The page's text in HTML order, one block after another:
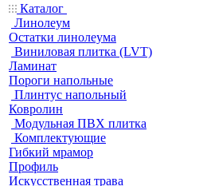
Каталог
Линолеум
Остатки линолеума
Виниловая плитка (LVT)
Ламинат
Пороги напольные
Плинтус напольный
Ковролин
Модульная ПВХ плитка
Комплектующие
Гибкий мрамор
Профиль
Искусственная трава